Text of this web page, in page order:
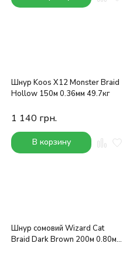
Шнур Koos X12 Monster Braid
Hollow 150м 0.36мм 49.7кг
1 140 грн.
В корзину
Шнур сомовий Wizard Cat
Braid Dark Brown 200м 0.80мм